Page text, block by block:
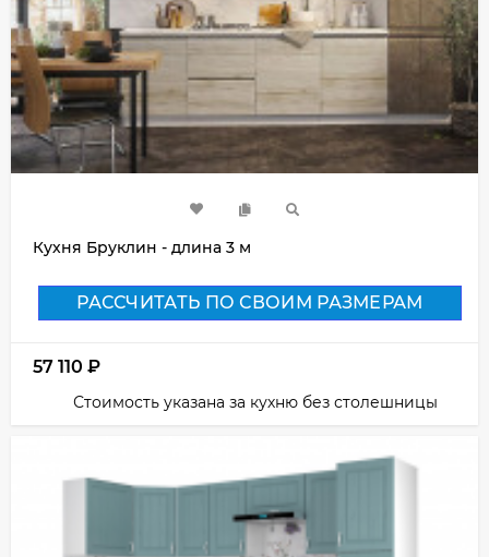
Кухня Бруклин - длина 3 м
РАССЧИТАТЬ ПО СВОИМ РАЗМЕРАМ
57 110 ₽
Стоимость указана за кухню без столешницы